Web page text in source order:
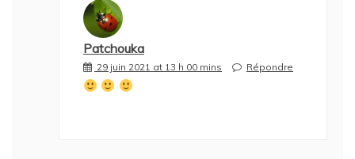
Patchouka
29 juin 2021 at 13 h 00 mins Répondre